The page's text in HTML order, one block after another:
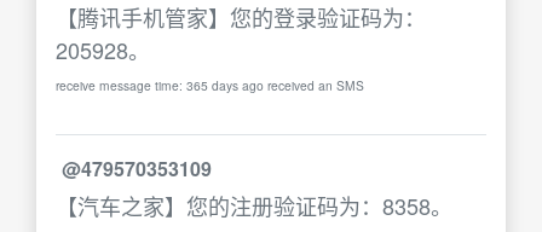
【腾讯手机管家】您的登录验证码为：
205928。
receive message time: 365 days ago received an SMS
@479570353109
【汽车之家】您的注册验证码为：8358。